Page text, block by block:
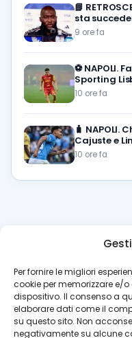
Per fornire le migliori
cookie per memorizzare e/
dispositivo. Il consenso a
elaborare dati come il
su questo sito. Non
negativamente su alcune
📘
sta
9 ore fa
⚽️ NAPOLI.
Sporting
10 ore fa
🧳 NAPOLI.
Cajuste e
10 ore fa
azzurrissimo.it
Il blog di riferimento per i
pagelle e calciomercato.
al Tribunale di Napoli (n. 48
Perillo